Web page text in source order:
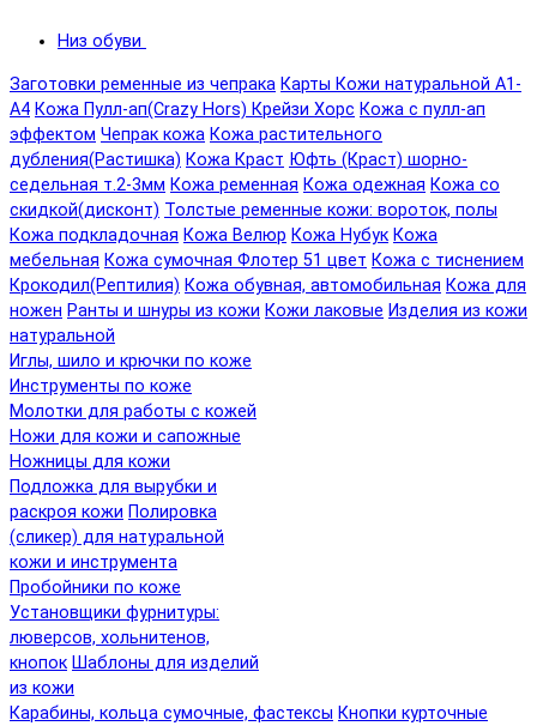
Низ обуви
Заготовки ременные из чепрака Карты Кожи натуральной А1-
А4 Кожа Пулл-ап(Crazy Hors) Крейзи Хорс Кожа с пулл-ап
эффектом Чепрак кожа Кожа растительного
дубления(Растишка) Кожа Краст Юфть (Краст) шорно-
седельная т.2-3мм Кожа ременная Кожа одежная Кожа со
скидкой(дисконт) Толстые ременные кожи: вороток, полы
Кожа подкладочная Кожа Велюр Кожа Нубук Кожа
мебельная Кожа сумочная Флотер 51 цвет Кожа с тиснением
Крокодил(Рептилия) Кожа обувная, автомобильная Кожа для
ножен Ранты и шнуры из кожи Кожи лаковые Изделия из кожи
натуральной
Иглы, шило и крючки по коже
Инструменты по коже
Молотки для работы с кожей
Ножи для кожи и сапожные
Ножницы для кожи
Подложка для вырубки и
раскроя кожи Полировка
(сликер) для натуральной
кожи и инструмента
Пробойники по коже
Установщики фурнитуры:
люверсов, хольнитенов,
кнопок Шаблоны для изделий
из кожи
Карабины, кольца сумочные, фастексы Кнопки курточные